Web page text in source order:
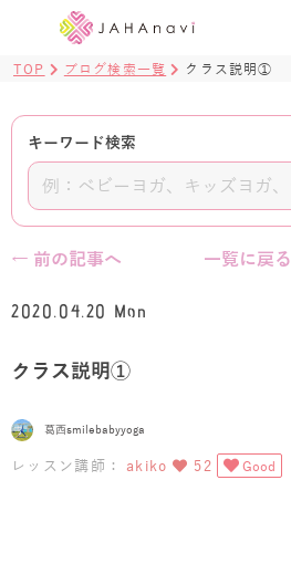
教室を探す
BLOG
ヨガ資格講座
TOP ブログ検索一覧 クラス説明①
キーワード検索
← 前の記事へ 一覧に戻る
2020.04.20 Mon
クラス説明①
葛西smilebabyyoga
レッスン講師： akiko 52 Good